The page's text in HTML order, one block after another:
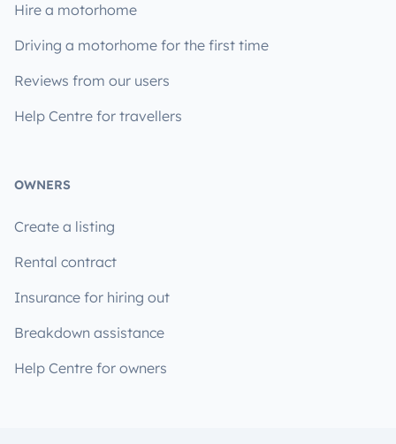
Hire a motorhome
Driving a motorhome for the first time
Reviews from our users
Help Centre for travellers
OWNERS
Create a listing
Rental contract
Insurance for hiring out
Breakdown assistance
Help Centre for owners